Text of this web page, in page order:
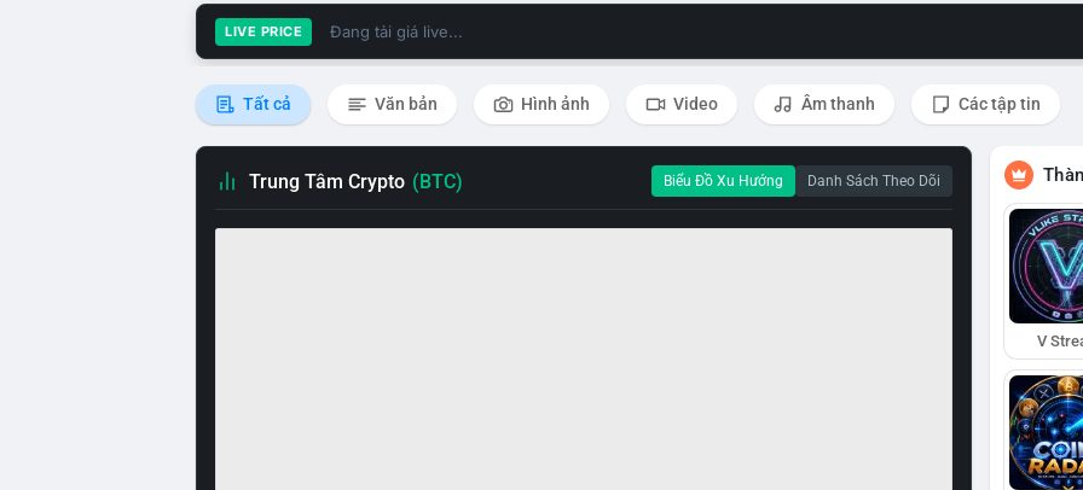
LIVE PRICE Đang tải giá live...
Tất cả Văn bản Hình ảnh Video Âm thanh Các tập tin
Trung Tâm Crypto (BTC) Biểu Đồ Xu Hướng Danh Sách Theo Dõi
V